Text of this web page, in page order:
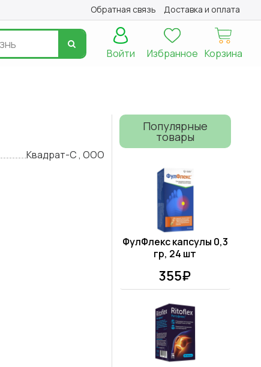
Обратная связь Доставка и оплата
Корзина
Избранное
Войти
Квадрат-С , ООО
Популярные
товары
ФулФлекс капсулы 0,3
гр, 24 шт
355₽